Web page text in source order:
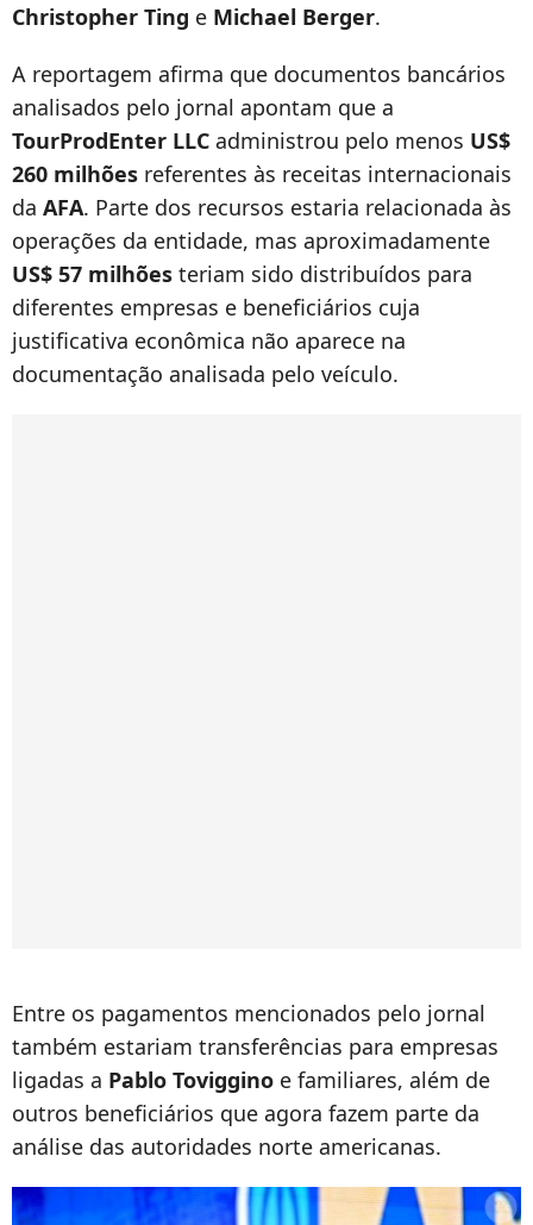
Christopher Ting e Michael Berger.
A reportagem afirma que documentos bancários
analisados pelo jornal apontam que a
TourProdEnter LLC administrou pelo menos US$
260 milhões referentes às receitas internacionais
da AFA. Parte dos recursos estaria relacionada às
operações da entidade, mas aproximadamente
US$ 57 milhões teriam sido distribuídos para
diferentes empresas e beneficiários cuja
justificativa econômica não aparece na
documentação analisada pelo veículo.
Entre os pagamentos mencionados pelo jornal
também estariam transferências para empresas
ligadas a Pablo Toviggino e familiares, além de
outros beneficiários que agora fazem parte da
análise das autoridades norte americanas.